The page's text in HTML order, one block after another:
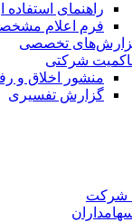
راهنمای
فرم اعلام
تخصصی
شرکتی
منشور اخلاق و
گزارش تفسیری
شرکت